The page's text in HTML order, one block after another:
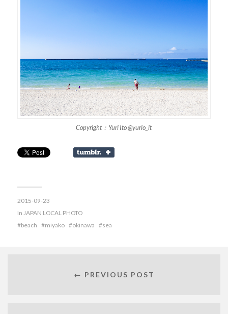
Copyright：Yuri Ito @yurio_it
2015-09-23
In JAPAN LOCAL PHOTO
beach
miyako okinawa sea
← PREVIOUS POST